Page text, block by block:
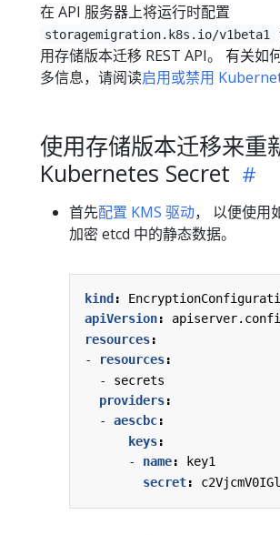
在 API 服务器上将运行时配置
storagemigration.k8s.io/v1beta1
用存储版本迁移 REST API。 有关如
多信息，请阅读启用或禁用
使用存储版本迁移来重
Kubernetes Secret
首先配置 KMS 驱动， 以便使用
加密 etcd 中的静态数据。
kind :
apiVersion:
resources:
-
resources:
- secrets
providers:
- aescbc:
keys:
- name:
key1
secret: